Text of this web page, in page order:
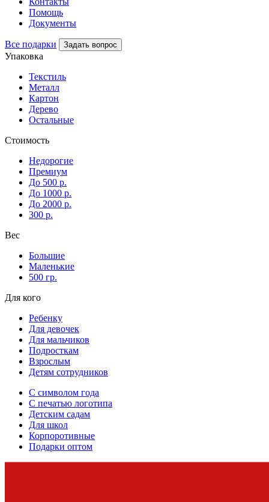
Помощь
Документы
Все подарки Задать вопрос
Упаковка
Текстиль
Металл
Картон
Дерево
Остальные
Стоимость
Недорогие
Премиум
До 500 р.
До 1000 р.
До 2000 р.
300 р.
Вес
Большие
Маленькие
500 гр.
Для кого
Ребенку
Для девочек
Для мальчиков
Подросткам
Взрослым
Детям сотрудников
С символом года
С печатью логотипа
Детским садам
Для школ
Корпоротивные
Подарки оптом